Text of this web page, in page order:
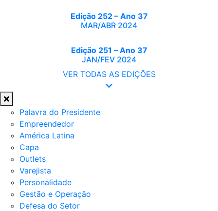
Edição 252 – Ano 37
MAR/ABR 2024
Edição 251 – Ano 37
JAN/FEV 2024
VER TODAS AS EDIÇÕES
Palavra do Presidente
Empreendedor
América Latina
Capa
Outlets
Varejista
Personalidade
Gestão e Operação
Defesa do Setor